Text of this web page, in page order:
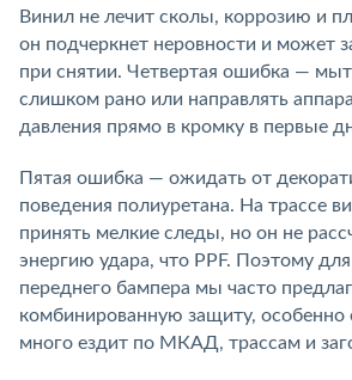
Винил не лечит сколы, коррозию и
он подчеркнет неровности и может
при снятии. Четвертая ошибка —
слишком рано или направлять
давления прямо в кромку в первые
Пятая ошибка — ожидать от
поведения полиуретана. На трассе
принять мелкие следы, но он не
энергию удара, что PPF. Поэтому
переднего бампера мы часто
комбинированную защиту, особенно
много ездит по МКАД, трассам и